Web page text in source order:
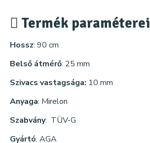
Termék paraméterei
Hossz: 90 cm
Belső átmérő: 25 mm
Szivacs vastagsága: 10 mm
Anyaga: Mirelon
Szabvány: TÜV-G
Gyártó: AGA